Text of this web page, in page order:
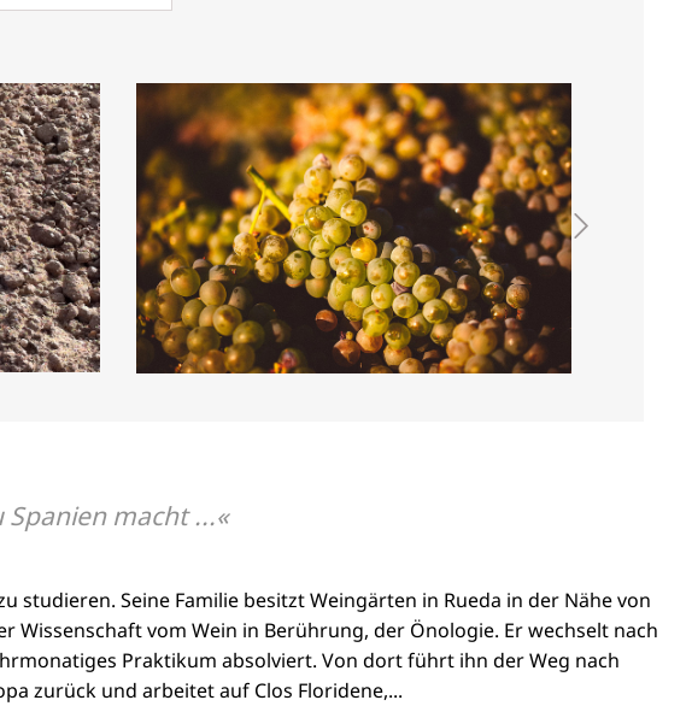
macht ...
studieren. Seine Familie besitzt Weingärten in Rueda in der Nähe von
vom Wein in Berührung, der Önologie. Er wechselt nach
Praktikum absolviert. Von dort führt ihn der Weg nach
zurück und arbeitet auf Clos Floridene,...